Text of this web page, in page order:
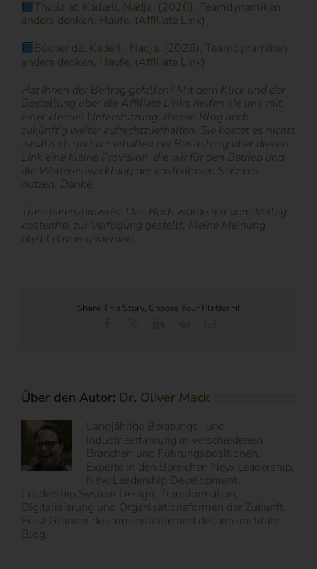
Thalia at: Kaderli, Nadja. (2026). Teamdynamiken
anders denken. Haufe. (Affiliate Link)
Bücher de: Kaderli, Nadja. (2026). Teamdynamiken
anders denken. Haufe. (Affiliate Link)
Hat Ihnen der Beitrag gefallen? Mit dem Klick und der
Bestellung über die Affiliate Links helfen sie uns mit
einer kleinen Unterstützung, diesen Blog auch
zukünftig weiter aufrechtzuerhalten. Sie kostet es nichts
zusätzlich und wir erhalten bei Bestellung über diesen
Link eine kleine Provision, die wir für den Betrieb und
die Weiterentwicklung der kostenlosen Services
nutzen. Danke.
Transparenzhinweis: Das Buch wurde mir vom Verlag
kostenfrei zur Verfügung gestellt. Meine Meinung
bleibt davon unberührt.
Share This Story, Choose Your Platform!
Über den Autor: Dr. Oliver Mack
Langjährige Beratungs- und
Industrieerfahrung in verschiedenen
Branchen und Führungspositionen.
Experte in den Bereichen New Leadership,
New Leadership Development,
Leadership System Design, Transformation,
Digitalisierung und Organisationsformen der Zukunft.
Er ist Gründer des xm-institute und des xm-institute
Blog.